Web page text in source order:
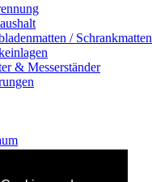
/ Schrankmatten
& Messerständer